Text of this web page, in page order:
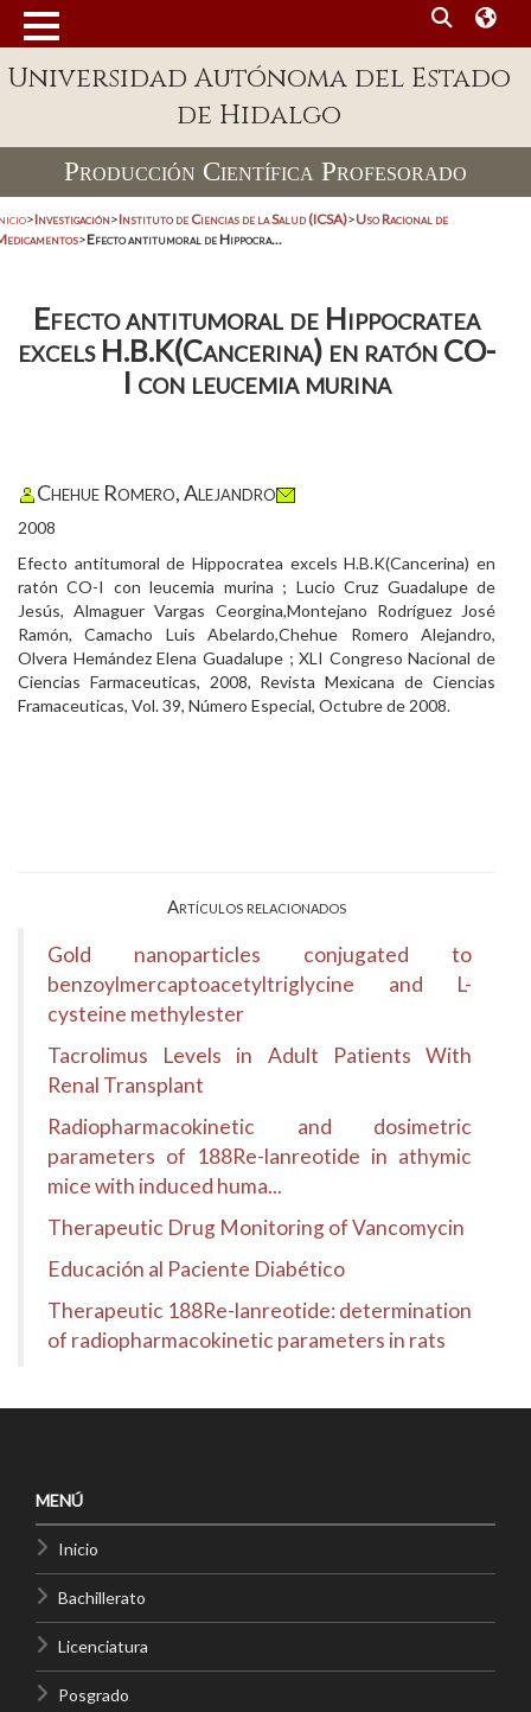
Universidad Autónoma del Estado
de Hidalgo
Producción Científica Profesorado
>Investigación>Instituto de Ciencias de la Salud (ICSA)>Uso Racional de
>Efecto antitumoral de Hippocra...
Efecto antitumoral de Hippocratea
excels H.B.K(Cancerina) en ratón CO-
I con leucemia murina
Chehue Romero, Alejandro
2008
Efecto antitumoral de Hippocratea excels H.B.K(Cancerina) en
ratón CO-I con leucemia murina ; Lucio Cruz Guadalupe de
Jesús, Almaguer Vargas Ceorgina,Montejano Rodríguez José
Ramón, Camacho Luis Abelardo,Chehue Romero Alejandro,
Olvera Hemández Elena Guadalupe ; XLI Congreso Nacional de
Ciencias Farmaceuticas, 2008, Revista Mexicana de Ciencias
Framaceuticas, Vol. 39, Número Especial, Octubre de 2008.
Artículos relacionados
Gold nanoparticles conjugated to
benzoylmercaptoacetyltriglycine and L-
cysteine methylester
Tacrolimus Levels in Adult Patients With
Renal Transplant
Radiopharmacokinetic and dosimetric
parameters of 188Re-lanreotide in athymic
mice with induced huma...
Therapeutic Drug Monitoring of Vancomycin
Educación al Paciente Diabético
Therapeutic 188Re-lanreotide: determination
of radiopharmacokinetic parameters in rats
MENÚ
Inicio
Bachillerato
Licenciatura
Posgrado